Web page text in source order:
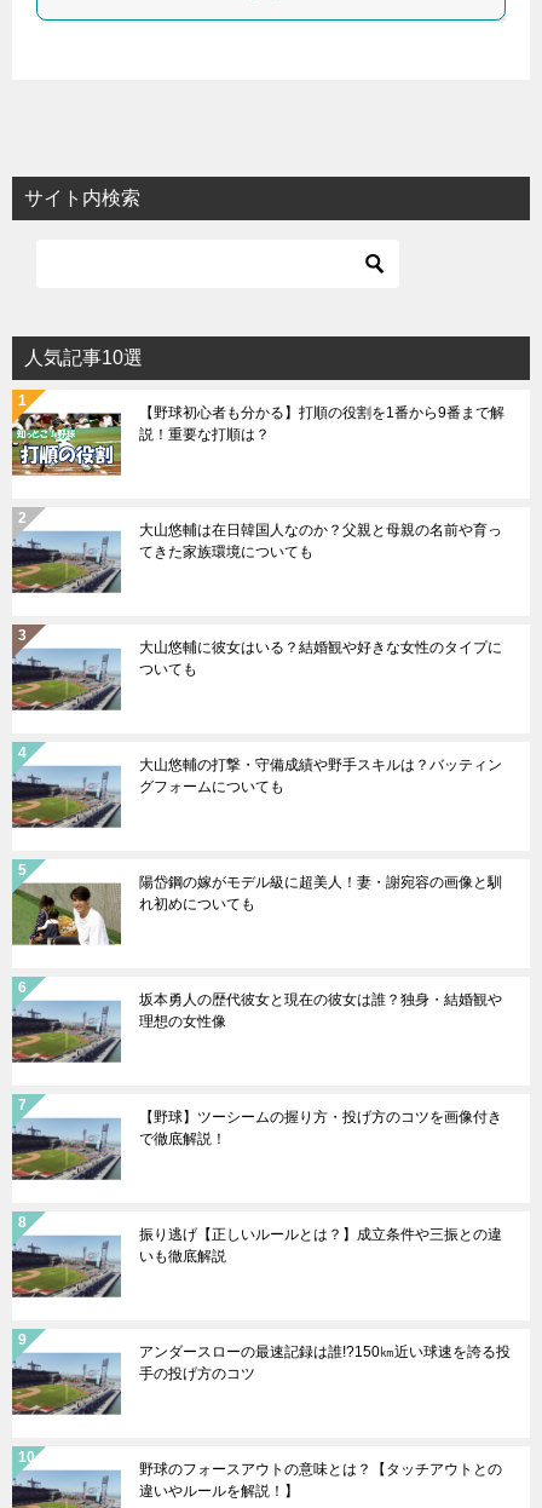
サイト内検索
人気記事10選
【野球初心者も分かる】打順の役割を1番から9番まで解
説！重要な打順は？
大山悠輔は在日韓国人なのか？父親と母親の名前や育っ
てきた家族環境についても
大山悠輔に彼女はいる？結婚観や好きな女性のタイプに
ついても
大山悠輔の打撃・守備成績や野手スキルは？バッティン
グフォームについても
陽岱鋼の嫁がモデル級に超美人！妻・謝宛容の画像と馴
れ初めについても
坂本勇人の歴代彼女と現在の彼女は誰？独身・結婚観や
理想の女性像
【野球】ツーシームの握り方・投げ方のコツを画像付き
で徹底解説！
振り逃げ【正しいルールとは？】成立条件や三振との違
いも徹底解説
アンダースローの最速記録は誰!?150㎞近い球速を誇る投
手の投げ方のコツ
野球のフォースアウトの意味とは？【タッチアウトとの
違いやルールを解説！】